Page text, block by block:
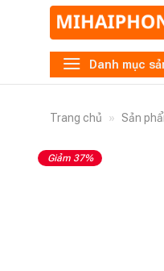
Danh mục
Trang chủ » Sản
Giảm 37%